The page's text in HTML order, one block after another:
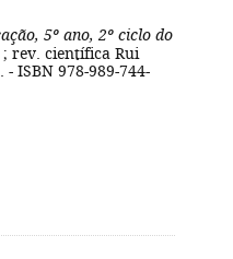
5º ano, 2º ciclo do
rev. científica Rui
ISBN 978-989-744-